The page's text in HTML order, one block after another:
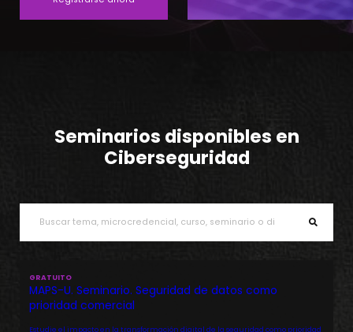
Seminarios disponibles en
Ciberseguridad
GRATUITO
MAPS-U. Seminario. Seguridad de datos como
prioridad comercial
Estudie el impacto en la transformación digital de la seguridad como prioridad